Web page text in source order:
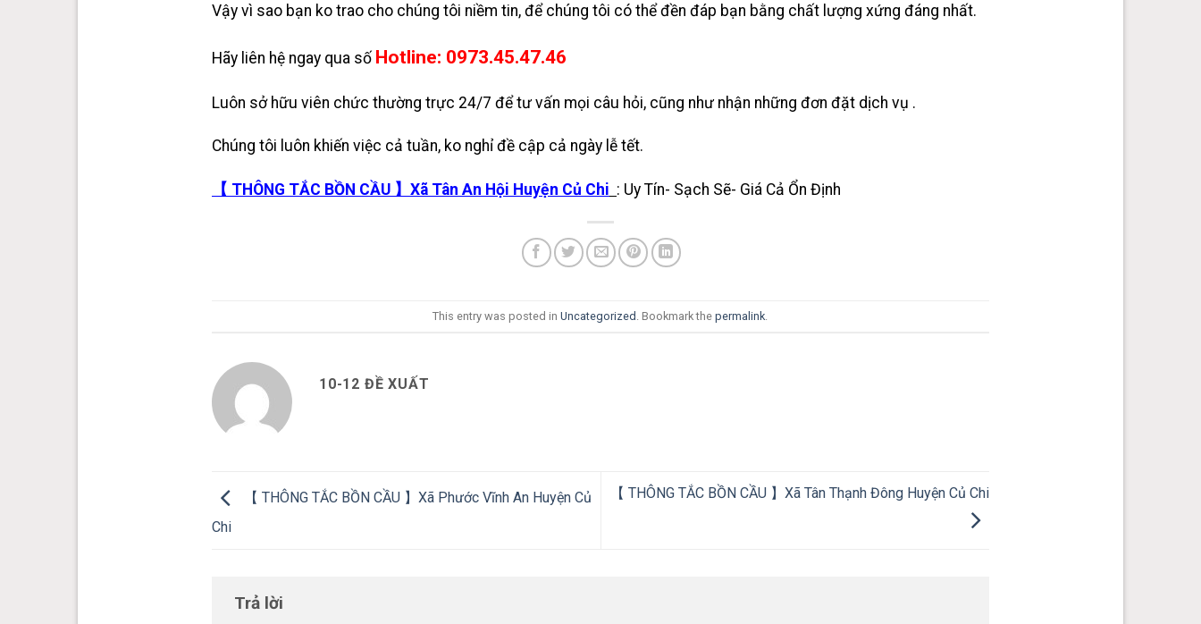
Vậy vì sao bạn ko trao cho chúng tôi niềm tin, để chúng tôi có thể đền đáp bạn bằng chất lượng xứng đáng nhất.
Hãy liên hệ ngay qua số Hotline: 0973.45.47.46
Luôn sở hữu viên chức thường trực 24/7 để tư vấn mọi câu hỏi, cũng như nhận những đơn đặt dịch vụ .
Chúng tôi luôn khiến việc cả tuần, ko nghỉ đề cập cả ngày lễ tết.
【 THÔNG TẮC BỒN CẦU 】Xã Tân An Hội Huyện Củ Chi : Uy Tín- Sạch Sẽ- Giá Cả Ổn Định
This entry was posted inUncategorized . Bookmark thepermalink
10-12 ĐỀ XUẤT
【 THÔNG TẮC BỒN CẦU 】Xã Phước Vĩnh An Huyện Củ
Chi
【 THÔNG TẮC BỒN CẦU 】Xã Tân Thạnh Đông Huyện Củ Chi
Trả lời